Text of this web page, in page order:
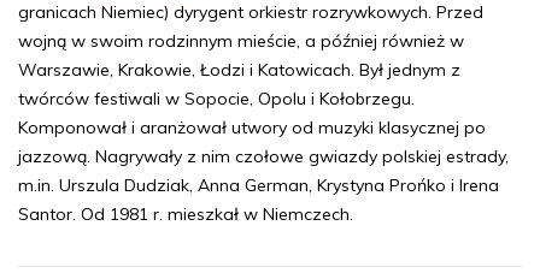
granicach Niemiec) dyrygent orkiestr rozrywkowych. Przed
wojną w swoim rodzinnym mieście, a później również w
Warszawie, Krakowie, Łodzi i Katowicach. Był jednym z
twórców festiwali w Sopocie, Opolu i Kołobrzegu.
Komponował i aranżował utwory od muzyki klasycznej po
jazzową. Nagrywały z nim czołowe gwiazdy polskiej estrady,
m.in. Urszula Dudziak, Anna German, Krystyna Prońko i Irena
Santor. Od 1981 r. mieszkał w Niemczech.